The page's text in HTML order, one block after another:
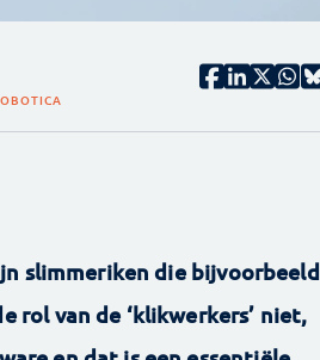
slimmeriken die bijvoorbeeld
rol van de ‘klikwerkers’ niet,